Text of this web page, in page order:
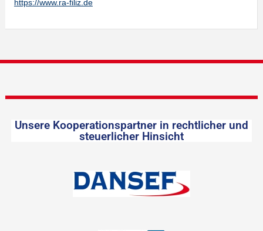
https://www.ra-filiz.de
Unsere Kooperationspartner in rechtlicher und
steuerlicher Hinsicht